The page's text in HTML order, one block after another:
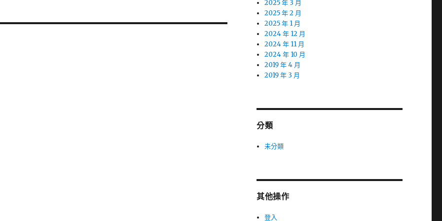
2025 年 3 月
2025 年 2 月
2025 年 1 月
2024 年 12 月
2024 年 11 月
2024 年 10 月
2019 年 4 月
2019 年 3 月
分類
未分類
其他操作
登入